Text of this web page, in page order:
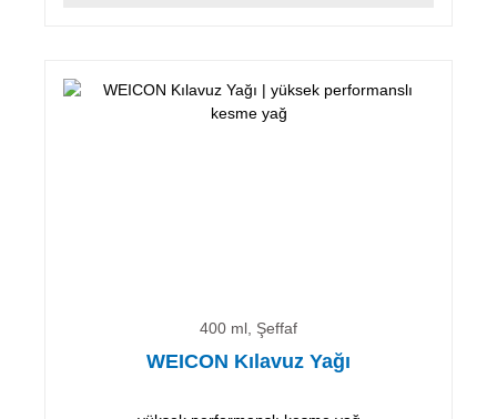
400 ml, Şeffaf
WEICON Kılavuz Yağı